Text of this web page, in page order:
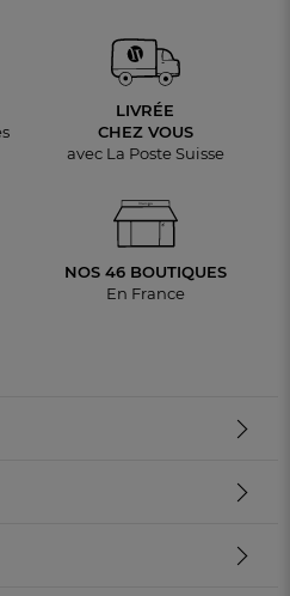
LIVRÉE
CHEZ VOUS
avec La Poste Suisse
NOS 46 BOUTIQUES
En France